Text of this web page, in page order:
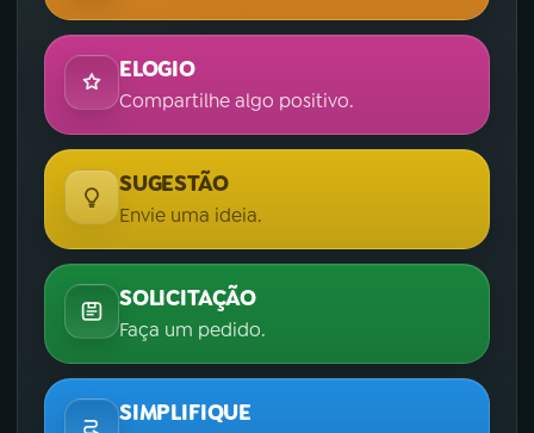
ELOGIO
Compartilhe algo positivo.
SUGESTÃO
Envie uma ideia.
SOLICITAÇÃO
Faça um pedido.
SIMPLIFIQUE